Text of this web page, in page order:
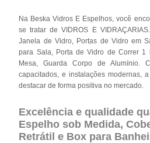
Na Beska Vidros E Espelhos, você
se tratar de VIDROS E
Janela de Vidro, Portas de Vidro em
para Sala, Porta de Vidro de Correr 1
Mesa, Guarda Corpo de Alumínio.
capacitados, e instalações modernas,
destacar de forma positiva no mercado.
Excelência e qualidade
Espelho sob Medida,
Retrátil e Box para